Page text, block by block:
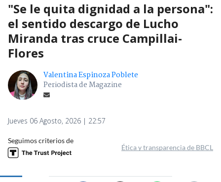
"Se le quita dignidad a la persona":
el sentido descargo de Lucho
Miranda tras cruce Campillai-
Flores
Valentina Espinoza Poblete
Periodista de Magazine
Jueves 06 Agosto, 2026 | 22:57
Seguimos criterios de
Ética y transparencia de BBCL